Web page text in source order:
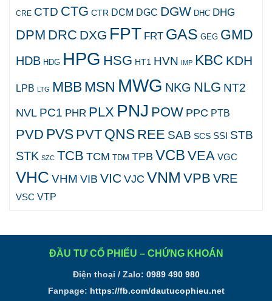
CRE CTD CTG CTR DCM DGC DGW DHC DHG
DPM DRC DXG FPT FRT GAS GEG GMD
HDB HDG HPG HSG HT1 HVN IMP KBC KDH
LPB LTG MBBMSN MWG NKG NLG NT2
NVL PC1 PHR PLX PNJ POW PPC PTB
PVD PVS PVT QNS REE SAB SCS SSI STB
STK SZC TCB TCM TDM TPB VCB VEA VGC
VHC VHM VIB VICVJC VNM VPB VRE
VSC VTP
ĐẦU TƯ CỔ PHIẾU – CHỨNG KHOÁN
Điện thoại / Zalo: 0989 490 980
Fanpage: https://fb.com/dautucophieu.net